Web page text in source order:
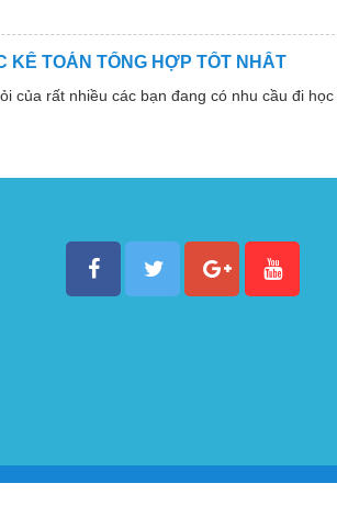
KẾ TOÁN TỔNG HỢP TỐT NHẤT
của rất nhiều các bạn đang có nhu cầu đi học